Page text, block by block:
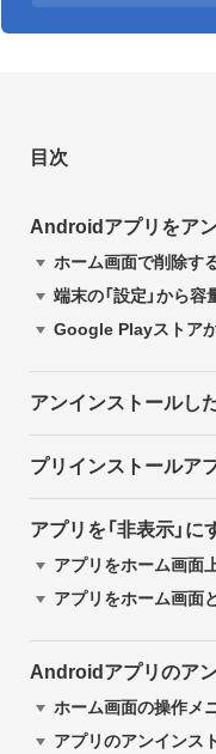
目次
Androidアプリをアン
ホーム画面で削除す
端末の「設定」から
Google Playストア
アンインストールし
プリインストールア
アプリを「非表示」に
アプリをホーム画面
アプリをホーム画面
Androidアプリのアン
ホーム画面の操作メ
アプリのアンインス